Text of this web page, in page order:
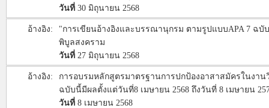
วันที่ 30 มิถุนายน 2568
อ้างอิง:
"การเขียนอ้างอิงและบรรณานุกรม ตามรูปแบบAPA 7 ฉบั
พิบูลสงคราม
วันที่ 27 มิถุนายน 2568
อ้างอิง:
การอบรมหลักสูตรมาตรฐานการปกป้องอาสาสมัครในงานวิ
ฉบับนี้มีผลตั้งแต่วันที่8 เมษายน 2568 ถึงวันที่ 8 เมษายน
วันที่ 8 เมษายน 2568